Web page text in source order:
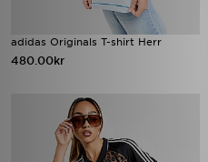
adidas Originals T-shirt Herr
480.00kr